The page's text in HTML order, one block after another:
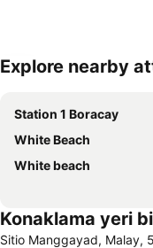
Haritayı genişlet
Explore nearby
Station 1 Boracay
White Beach
White beach
Konaklama yeri
Sitio Manggayad, Malay,